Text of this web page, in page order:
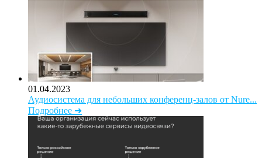
01.04.2023
Аудиосистема для небольших конференц-залов от Nure...
Подробнее ➜